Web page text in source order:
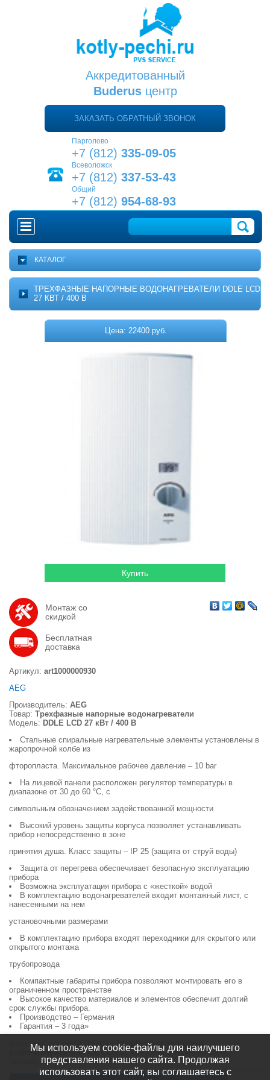
Аккредитованный
Buderusцентр
ЗАКАЗАТЬ ОБРАТНЫЙ ЗВОНОК
Парголово
+7 (812) 335-09-05
Всеволожск
+7 (812) 337-53-43
Общий
+7 (812) 954-68-93
ГЛАВНАЯ
О ПРОЕКТЕ
МОНТАЖ
ДОСТАВКА
КОНТАКТЫ
КОРЗИНА
КАТАЛОГ
Комплектующие для котельных
Системы отопления
ТРЕХФАЗНЫЕ НАПОРНЫЕ ВОДОНАГРЕВАТЕЛИ DDLE LCD
27 КВТ / 400 В
Цена: 22400 руб.
Монтаж со
скидкой
Бесплатная
доставка
Артикул: art1000000930
AEG
Производитель: AEG
Товар: Трехфазные напорные водонагреватели
Модель: DDLE LCD 27 кВт / 400 В
Стальные спиральные нагревательные элементы установлены в
жаропрочной колбе из
фторопласта. Максимальное рабочее давление – 10 bar
На лицевой панели расположен регулятор температуры в
диапазоне от 30 до 60 °С, с
символьным обозначением задействованной мощности
Высокий уровень защиты корпуса позволяет устанавливать
прибор непосредственно в зоне
принятия душа. Класс защиты – IP 25 (защита от струй воды)
Защита от перегрева обеспечивает безопасную эксплуатацию
прибора
Возможна эксплуатация прибора с «жесткой» водой
В комплектацию водонагревателей входит монтажный лист, с
нанесенными на нем
установочными размерами
В комплектацию прибора входят переходники для скрытого или
открытого монтажа
трубопровода
Компактные габариты прибора позволяют монтировать его в
ограниченном пространстве
Высокое качество материалов и элементов обеспечит долгий
срок службы прибора.
Производство – Германия
Гарантия – 3 года»
Возможна доставка товара «
Трехфазные напорные
водонагреватели DDLE LCD 27 кВт / 400 В AEG» по Санкт-
Петербургу и Ленинградской области
Мы используем cookie-файлы для наилучшего
представления нашего сайта. Продолжая
использовать этот сайт, вы соглашаетесь с